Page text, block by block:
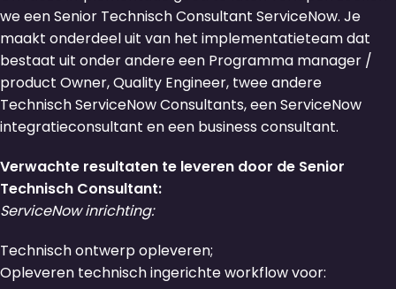
we een Senior Technisch Consultant ServiceNow. Je
maakt onderdeel uit van het implementatieteam dat
bestaat uit onder andere een Programma manager /
product Owner, Quality Engineer, twee andere
Technisch ServiceNow Consultants, een ServiceNow
integratieconsultant en een business consultant.
Verwachte resultaten te leveren door de Senior
Technisch Consultant:
ServiceNow inrichting:
Technisch ontwerp opleveren;
Opleveren technisch ingerichte workflow voor: